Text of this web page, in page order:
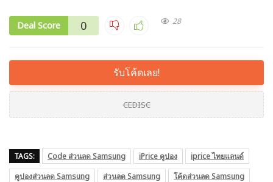
Deal Score 0 28
รับโค้ดเลย!
CEDISC
TAGS: Code ส่วนลด Samsung iPrice คูปอง
iprice ไทยแลนด์
คูปองส่วนลด Samsung
ส่วนลด Samsung
โค้ดส่วนลด Samsung